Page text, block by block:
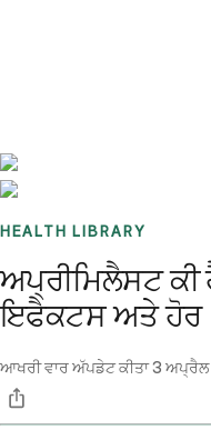
HEALTH LIBRARY
ਅਪ੍ਰੀਮਿਲੈਸਟ ਕੀ
ਇਫੈਕਟਸ ਅਤੇ ਹੋਰ
ਆਖਰੀ ਵਾਰ ਅੱਪਡੇਟ ਕੀਤਾ3 ਅਪ੍ਰੈਲ